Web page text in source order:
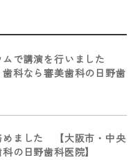
ムで講演を行いました
歯科なら審美歯科の日野歯
めました 【大阪市・中央
の日野歯科医院】